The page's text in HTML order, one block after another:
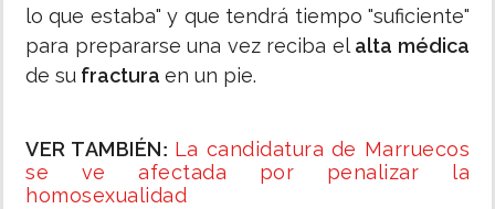
lo que estaba" y que tendrá tiempo "suficiente"
para prepararse una vez reciba el alta médica
de su fractura en un pie.
VER TAMBIÉN: La candidatura de Marruecos
se ve afectada por penalizar la
homosexualidad